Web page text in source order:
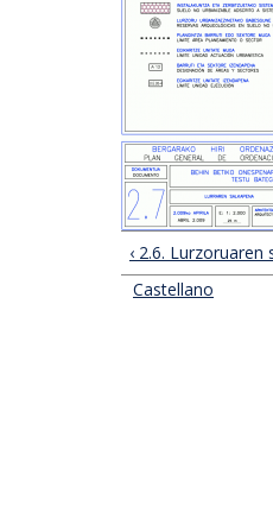
‹ 2.6. Lurzoruaren
Castellano